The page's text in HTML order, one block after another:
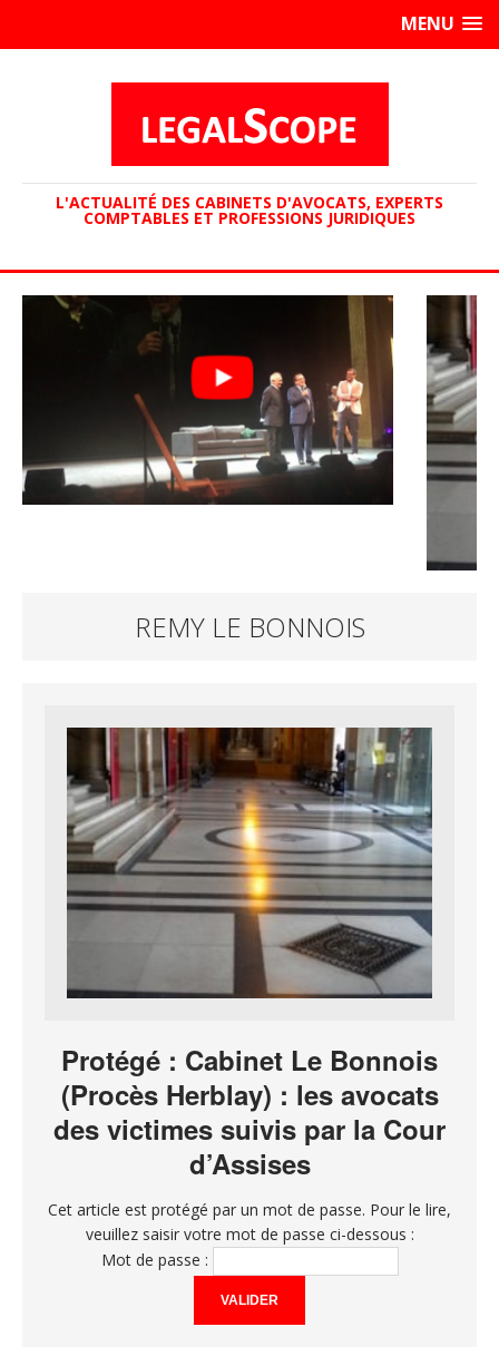
MENU
L'ACTUALITÉ DES CABINETS D'AVOCATS, EXPERTS
COMPTABLES ET PROFESSIONS JURIDIQUES
REMY LE BONNOIS
Protégé : Cabinet Le Bonnois
(Procès Herblay) : les avocats
des victimes suivis par la Cour
d’Assises
Cet article est protégé par un mot de passe. Pour le lire,
veuillez saisir votre mot de passe ci-dessous :
Mot de passe :